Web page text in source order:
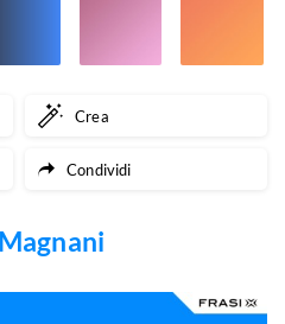
Crea
Condividi